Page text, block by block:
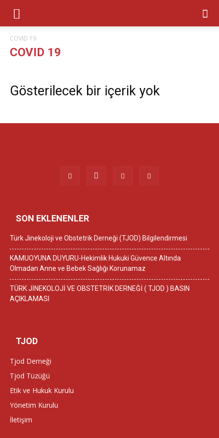
COVID 19
COVID 19
Gösterilecek bir içerik yok
SON EKLENENLER
Türk Jinekoloji ve Obstetrik Derneği (TJOD) Bilgilendirmesi
KAMUOYUNA DUYURU-Hekimlik Hukuki Güvence Altında
Olmadan Anne ve Bebek Sağlığı Korunamaz
TÜRK JİNEKOLOJİ VE OBSTETRİK DERNEĞİ ( TJOD ) BASIN
AÇIKLAMASI
TJOD
Tjod Derneği
Tjod Tüzüğü
Etik ve Hukuk Kurulu
Yönetim Kurulu
İletişim